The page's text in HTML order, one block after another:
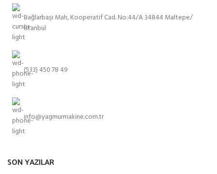
Bağlarbaşı Mah, Kooperatif Cad. No:44/A 34844 Maltepe/
İstanbul
(533) 450 78 49
info@yagmurmakine.com.tr
SON YAZILAR